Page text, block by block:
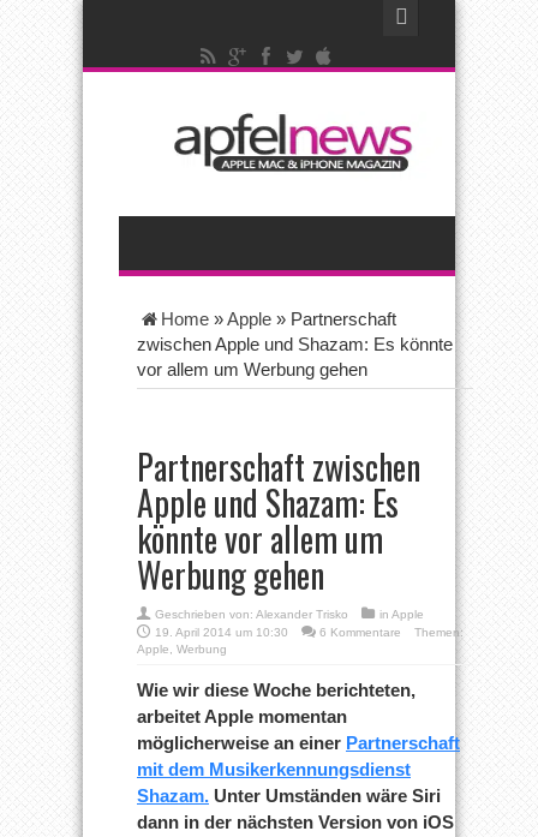
Home »Apple » Partnerschaft
zwischen Apple und Shazam: Es könnte
vor allem um Werbung gehen
Partnerschaft zwischen
Apple und Shazam: Es
könnte vor allem um
Werbung gehen
Geschrieben von: Alexander Trisko in Apple
19. April 2014 um 10:30
6 Kommentare
Themen:
Apple
Werbung
Wie wir diese Woche berichteten,
arbeitet Apple momentan
möglicherweise an einer Partnerschaft
mit dem Musikerkennungsdienst
Shazam. Unter Umständen wäre Siri
dann in der nächsten Version von iOS